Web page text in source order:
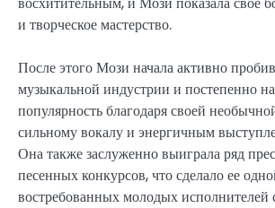
и творческое мастерство.
После этого Мози начала активно
музыкальной индустрии и постепенно
популярность благодаря своей
сильному вокалу и энергичным
Она также заслуженно выиграла ряд
песенных конкурсов, что сделало ее
востребованных молодых исполнителей